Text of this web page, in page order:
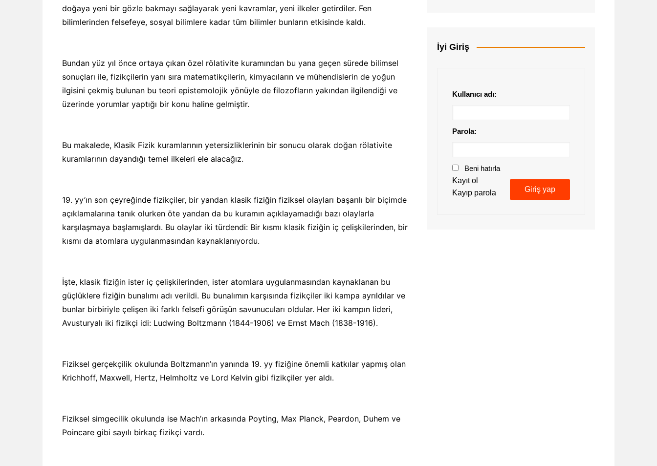
doğaya yeni bir gözle bakmayı sağlayarak yeni kavramlar, yeni ilkeler getirdiler. Fen
bilimlerinden felsefeye, sosyal bilimlere kadar tüm bilimler bunların etkisinde kaldı.
Bundan yüz yıl önce ortaya çıkan özel rölativite kuramından bu yana geçen sürede bilimsel
sonuçları ile, fizikçilerin yanı sıra matematikçilerin, kimyacıların ve mühendislerin de yoğun
ilgisini çekmiş bulunan bu teori epistemolojik yönüyle de filozofların yakından ilgilendiği ve
üzerinde yorumlar yaptığı bir konu haline gelmiştir.
Bu makalede, Klasik Fizik kuramlarının yetersizliklerinin bir sonucu olarak doğan rölativite
kuramlarının dayandığı temel ilkeleri ele alacağız.
19. yy’ın son çeyreğinde fizikçiler, bir yandan klasik fiziğin fiziksel olayları başarılı bir biçimde
açıklamalarına tanık olurken öte yandan da bu kuramın açıklayamadığı bazı olaylarla
karşılaşmaya başlamışlardı. Bu olaylar iki türdendi: Bir kısmı klasik fiziğin iç çelişkilerinden, bir
kısmı da atomlara uygulanmasından kaynaklanıyordu.
İşte, klasik fiziğin ister iç çelişkilerinden, ister atomlara uygulanmasından kaynaklanan bu
güçlüklere fiziğin bunalımı adı verildi. Bu bunalımın karşısında fizikçiler iki kampa ayrıldılar ve
bunlar birbiriyle çelişen iki farklı felsefi görüşün savunucuları oldular. Her iki kampın lideri,
Avusturyalı iki fizikçi idi: Ludwing Boltzmann (1844-1906) ve Ernst Mach (1838-1916).
Fiziksel gerçekçilik okulunda Boltzmann’ın yanında 19. yy fiziğine önemli katkılar yapmış olan
Krichhoff, Maxwell, Hertz, Helmholtz ve Lord Kelvin gibi fizikçiler yer aldı.
Fiziksel simgecilik okulunda ise Mach’ın arkasında Poyting, Max Planck, Peardon, Duhem ve
Poincare gibi sayılı birkaç fizikçi vardı.
İyi Giriş
Kullanıcı adı:
Parola:
Beni hatırla
Giriş yap
Kayıt ol
Kayıp parola